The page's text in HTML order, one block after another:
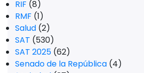
RIF (8)
RMF (1)
Salud (2)
SAT (530)
SAT 2025 (62)
Senado de la República (4)